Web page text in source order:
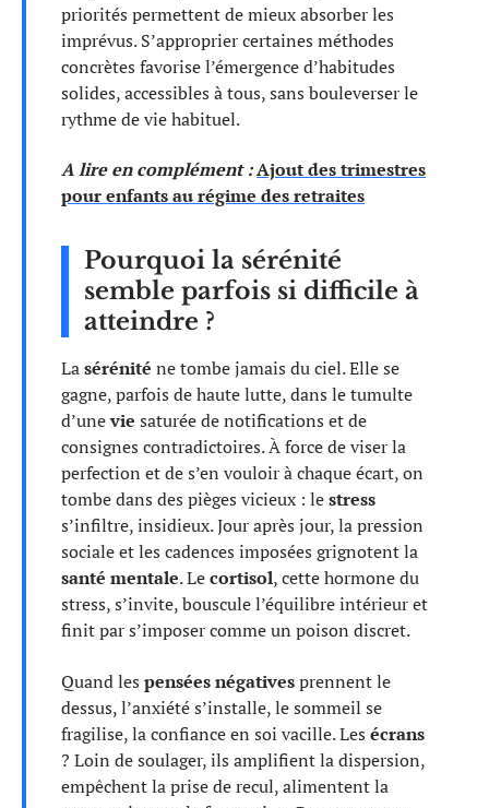
priorités permettent de mieux absorber les
imprévus. S’approprier certaines méthodes
concrètes favorise l’émergence d’habitudes
solides, accessibles à tous, sans bouleverser le
rythme de vie habituel.
A lire en complément :Ajout des trimestres
pour enfants au régime des retraites
Pourquoi la sérénité
semble parfois si difficile à
atteindre ?
Lasérénité ne tombe jamais du ciel. Elle se
gagne, parfois de haute lutte, dans le tumulte
d’unevie saturée de notifications et de
consignes contradictoires. À force de viser la
perfection et de s’en vouloir à chaque écart, on
tombe dans des pièges vicieux : lestress
s’infiltre, insidieux. Jour après jour, la pression
sociale et les cadences imposées grignotent la
santé mentale. Lecortisol, cette hormone du
stress, s’invite, bouscule l’équilibre intérieur et
finit par s’imposer comme un poison discret.
Quand les pensées négativesprennent le
dessus, l’anxiété s’installe, le sommeil se
fragilise, la confiance en soi vacille. Les écrans
? Loin de soulager, ils amplifient la dispersion,
empêchent la prise de recul, alimentent la